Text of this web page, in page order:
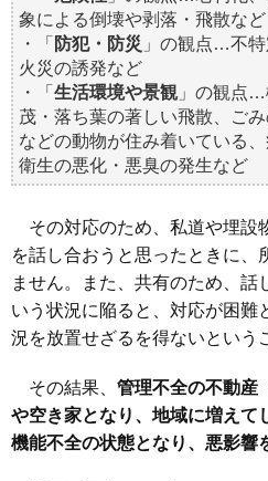
象による倒壊や剥落・飛散など
・「 防犯・防災 」の観点…不
火災の誘発など
・「 生活環境や景観」の観点…
茂・落ち葉の著しい飛散、ご
などの動物が住み着いている
衛生の悪化・悪臭の発生など
その対応のため、私道や埋設
を話し合おうと思ったときに、
ません。また、共有のため、話
いう状況に陥ると、対応が困難
況を放置せざるを得ないという
その結果、 管理不全の不動産
や空き家となり、地域に増えて
機能不全の状態となり、悪影響